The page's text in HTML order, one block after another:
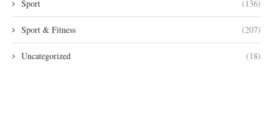
Sport (136)
Sport & Fitness (207)
Uncategorized (18)